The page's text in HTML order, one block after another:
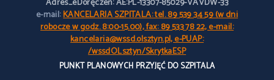
e-mail:KANCELARIA SZPITALA: tel. 89 539 34 59 (w dni
robocze w godz. 8:00-15.00), fax: 89 533 78 22, e-mail:
kancelaria@wssd.olsztyn.pl, e-PUAP:
/wssdOLsztyn/SkrytkaESP
PUNKT PLANOWYCH PRZYJĘĆ DO SZPITALA